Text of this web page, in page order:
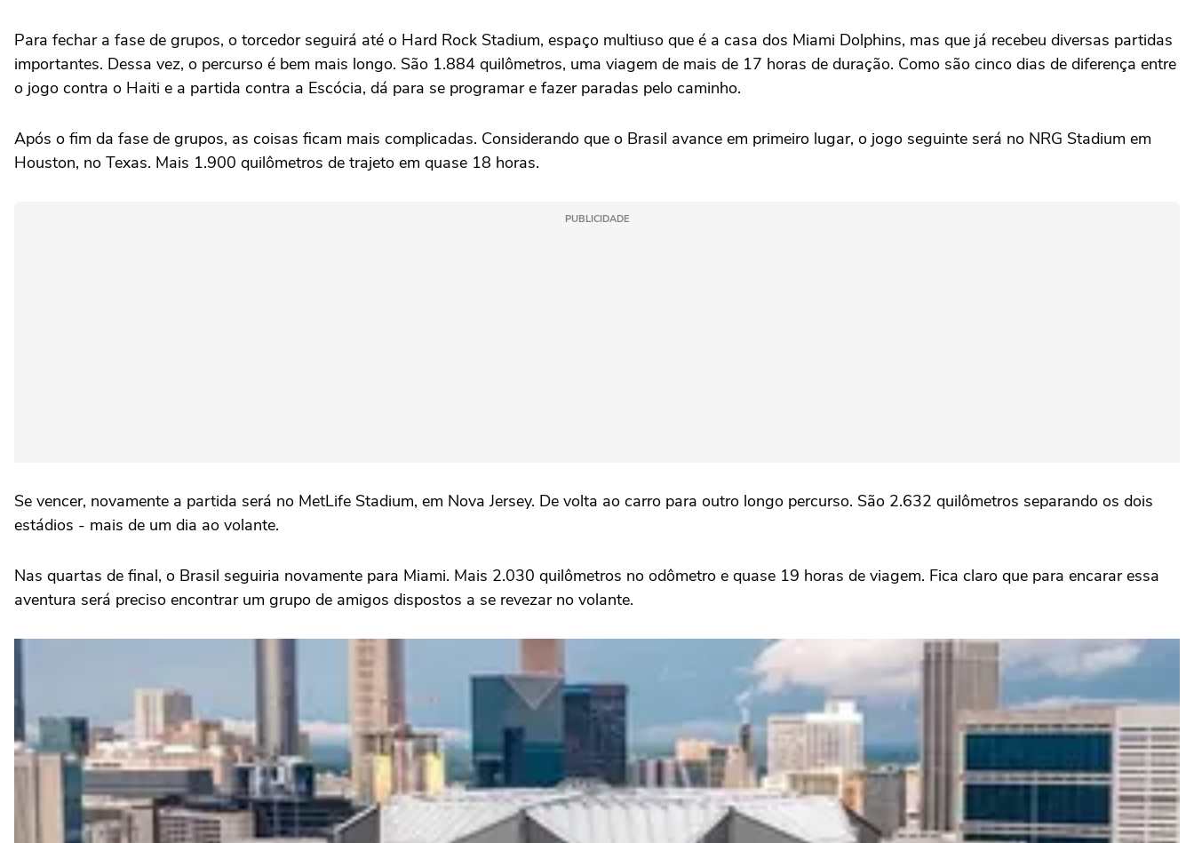
Para fechar a fase de grupos, o torcedor seguirá até o Hard Rock Stadium, espaço multiuso que é a casa dos Miami Dolphins, mas que já recebeu diversas partidas
importantes. Dessa vez, o percurso é bem mais longo. São 1.884 quilômetros, uma viagem de mais de 17 horas de duração. Como são cinco dias de diferença entre
o jogo contra o Haiti e a partida contra a Escócia, dá para se programar e fazer paradas pelo caminho.
Após o fim da fase de grupos, as coisas ficam mais complicadas. Considerando que o Brasil avance em primeiro lugar, o jogo seguinte será no NRG Stadium em
Houston, no Texas. Mais 1.900 quilômetros de trajeto em quase 18 horas.
PUBLICIDADE
Se vencer, novamente a partida será no MetLife Stadium, em Nova Jersey. De volta ao carro para outro longo percurso. São 2.632 quilômetros separando os dois
estádios - mais de um dia ao volante.
Nas quartas de final, o Brasil seguiria novamente para Miami. Mais 2.030 quilômetros no odômetro e quase 19 horas de viagem. Fica claro que para encarar essa
aventura será preciso encontrar um grupo de amigos dispostos a se revezar no volante.